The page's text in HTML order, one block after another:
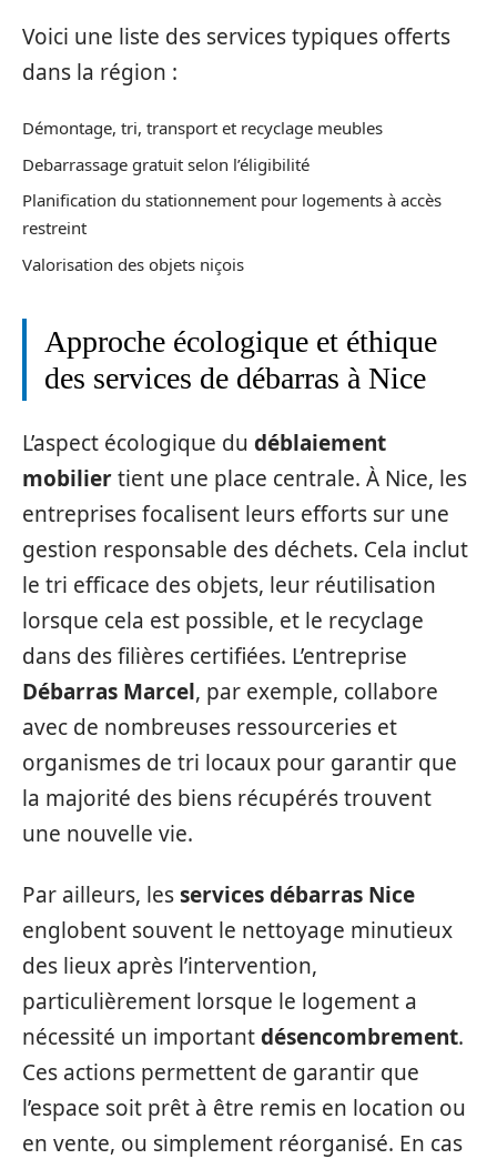
Voici une liste des services typiques offerts
dans la région :
Démontage, tri, transport et recyclage meubles
Debarrassage gratuit selon l’éligibilité
Planification du stationnement pour logements à accès
restreint
Valorisation des objets niçois
Approche écologique et éthique
des services de débarras à Nice
L’aspect écologique du déblaiement
mobiliertient une place centrale. À Nice, les
entreprises focalisent leurs efforts sur une
gestion responsable des déchets. Cela inclut
le tri efficace des objets, leur réutilisation
lorsque cela est possible, et le recyclage
dans des filières certifiées. L’entreprise
Débarras Marcel, par exemple, collabore
avec de nombreuses ressourceries et
organismes de tri locaux pour garantir que
la majorité des biens récupérés trouvent
une nouvelle vie.
Par ailleurs, lesservices débarras Nice
englobent souvent le nettoyage minutieux
des lieux après l’intervention,
particulièrement lorsque le logement a
nécessité un importantdésencombrement.
Ces actions permettent de garantir que
l’espace soit prêt à être remis en location ou
en vente, ou simplement réorganisé. En cas